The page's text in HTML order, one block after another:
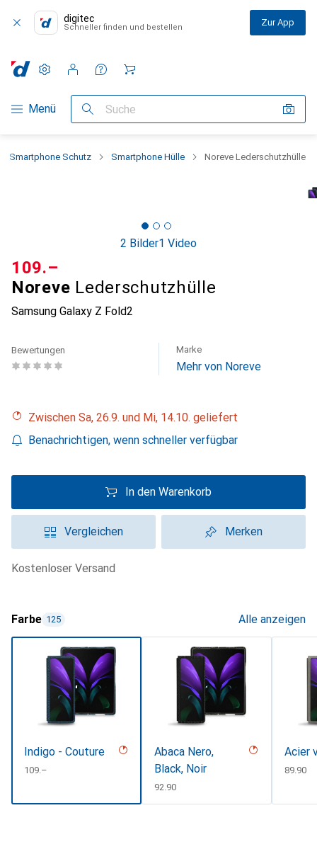
digitec
Schneller finden und bestellen Zur App
Navigation nach Kategorien
Menü Suche
Einstellungen
Kundenkonto
Vergleichslisten
Merklisten
Warenkorb
Smartphone Schutz Smartphone Hülle Noreve Lederschutzhülle
2 Bilder1 Video
Noreve Lederschutzhülle
Samsung Galaxy Z Fold2
CHF
109.–
Bewertungen Marke
Mehr von Noreve
Zwischen Sa, 26.9. und Mi, 14.10. geliefert
Benachrichtigen, wenn schneller verfügbar
In den Warenkorb
Vergleichen Merken
kostenloser Versand
Farbe 125 Alle anzeigen
Indigo - Couture
CHF
109.–
Abaca Nero,
Black, Noir
CHF
92.90
Acier
CHF
89.90